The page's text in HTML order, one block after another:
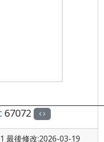
67072
最後修改:2026-03-19